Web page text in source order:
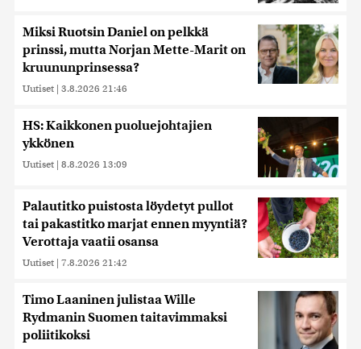
Miksi Ruotsin Daniel on pelkkä
prinssi, mutta Norjan Mette-Marit on
kruununprinsessa?
Uutiset | 3.8.2026 21:46
HS: Kaikkonen puoluejohtajien
ykkönen
Uutiset | 8.8.2026 13:09
Palautitko puistosta löydetyt pullot
tai pakastitko marjat ennen myyntiä?
Verottaja vaatii osansa
Uutiset | 7.8.2026 21:42
Timo Laaninen julistaa Wille
Rydmanin Suomen taitavimmaksi
poliitikoksi